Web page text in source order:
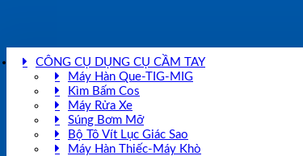
CÔNG CỤ DỤNG CỤ CẦM TAY
Máy Hàn Que-TIG-MIG
Kìm Bấm Cos
Máy Rửa Xe
Súng Bơm Mỡ
Bộ Tô Vít Lục Giác Sao
Máy Hàn Thiếc-Máy Khò